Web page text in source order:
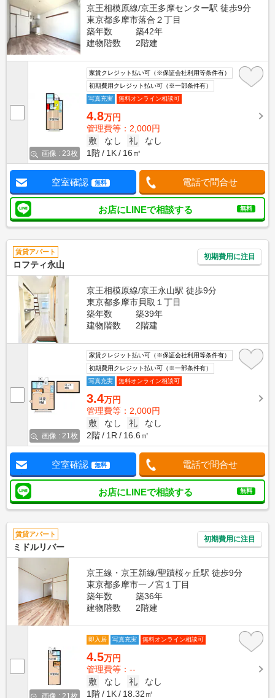
京王相模原線/京王多摩センター駅 徒歩9分
東京都多摩市落合２丁目
築年数
築42年
建物階数
2階建
画像 : 23枚
家賃クレジット払い可（※保証会社利用等条件有）
初期費用クレジット払い可（※一部条件有）
写真充実
無料オンライン相談可
4.8万円
管理費等：2,000円
敷
なし 礼
なし
1階
1K 16㎡
空室確認 無料 電話で問合せ
お店にLINEで相談する 無料
賃貸アパート
ロフティ永山
初期費用に注目
京王相模原線/京王永山駅 徒歩9分
東京都多摩市貝取１丁目
築年数
築39年
建物階数
2階建
画像 : 21枚
家賃クレジット払い可（※保証会社利用等条件有）
初期費用クレジット払い可（※一部条件有）
写真充実
無料オンライン相談可
3.4万円
管理費等：2,000円
敷
なし 礼
なし
2階
1R 16.6㎡
空室確認 無料 電話で問合せ
お店にLINEで相談する 無料
賃貸アパート
ミドルリバー
初期費用に注目
京王線・京王新線/聖蹟桜ヶ丘駅 徒歩9分
東京都多摩市一ノ宮１丁目
築年数
築36年
建物階数
2階建
画像 : 21枚
即入居 写真充実 無料オンライン相談可
4.5万円
管理費等：--
敷
なし 礼
なし
1階
1K 18.32㎡